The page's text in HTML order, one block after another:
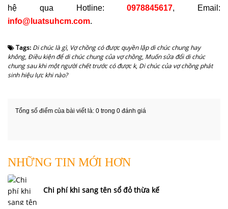
hệ qua Hotline: 0978845617, Email:
info@luatsuhcm.com.
Tags: Di chúc là gì, Vợ chồng có được quyền lập di chúc chung hay
không, Điều kiện để di chúc chung của vợ chồng, Muốn sửa đổi di chúc
chung sau khi một người chết trước có được k, Di chúc của vợ chồng phát
sinh hiệu lực khi nào?
Tổng số điểm của bài viết là: 0 trong 0 đánh giá
NHỮNG TIN MỚI HƠN
Chi phí khi sang tên sổ đỏ thừa kế